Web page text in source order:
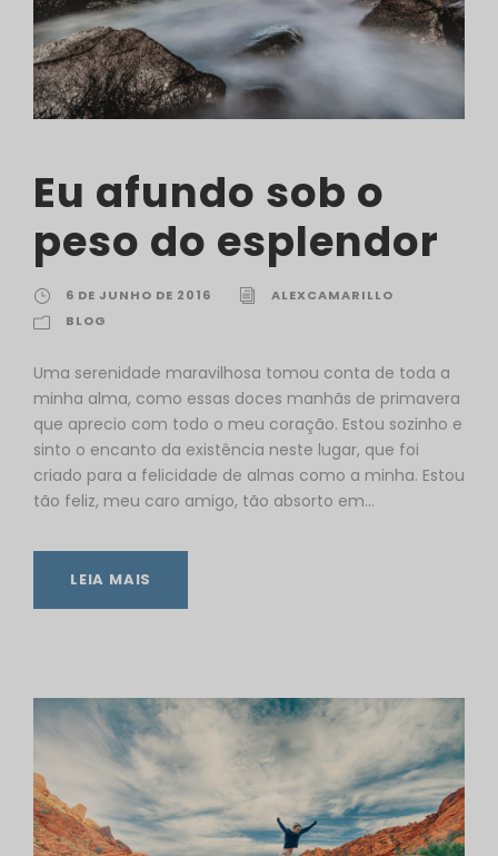
Eu afundo sob o
peso do esplendor
6 DE JUNHO DE 2016
ALEXCAMARILLO
BLOG
Uma serenidade maravilhosa tomou conta de toda a
minha alma, como essas doces manhãs de primavera
que aprecio com todo o meu coração. Estou sozinho e
sinto o encanto da existência neste lugar, que foi
criado para a felicidade de almas como a minha. Estou
tão feliz, meu caro amigo, tão absorto em...
LEIA MAIS